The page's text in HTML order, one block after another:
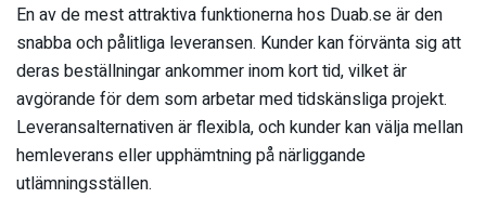
En av de mest attraktiva funktionerna hos Duab.se är den
snabba och pålitliga leveransen. Kunder kan förvänta sig att
deras beställningar ankommer inom kort tid, vilket är
avgörande för dem som arbetar med tidskänsliga projekt.
Leveransalternativen är flexibla, och kunder kan välja mellan
hemleverans eller upphämtning på närliggande
utlämningsställen.